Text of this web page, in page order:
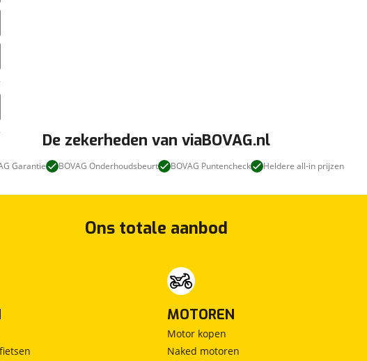
De zekerheden van viaBOVAG.nl
Garantie BOVAG Onderhoudsbeurt BOVAG Puntencheck Heldere all-in prijzen
Ons totale aanbod
MOTOREN
Motor kopen
Naked motoren